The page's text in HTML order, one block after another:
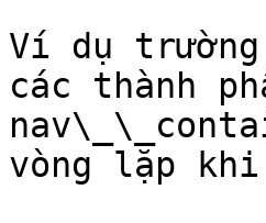
Ví dụ
các thành
vòng lặp